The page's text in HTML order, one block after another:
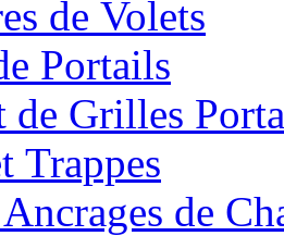
de Volets
Portails
de Grilles
Trappes
de